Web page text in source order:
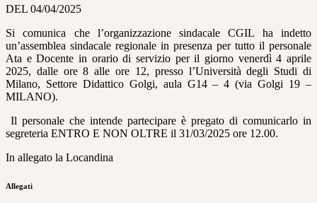
DEL 04/04/2025
Si comunica che l’organizzazione sindacale CGIL ha indetto
un’assemblea sindacale regionale in presenza per tutto il personale
Ata e Docente in orario di servizio per il giorno venerdì 4 aprile
2025, dalle ore 8 alle ore 12, presso l’Università degli Studi di
Milano, Settore Didattico Golgi, aula G14 – 4 (via Golgi 19 –
MILANO).
Il personale che intende partecipare è pregato di comunicarlo in
segreteria ENTRO E NON OLTRE il 31/03/2025 ore 12.00.
In allegato la Locandina
Allegati